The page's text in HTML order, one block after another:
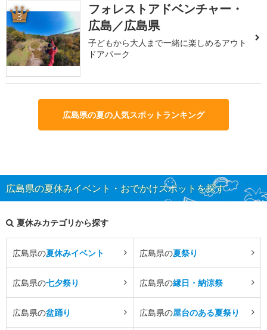
3
フォレストアドベンチャー・
広島／広島県
子どもから大人まで一緒に楽しめるアウト
ドアパーク
広島県の夏の人気スポットランキング
広島県の夏休みイベント・おでかけスポットを探す
夏休みカテゴリから探す
広島県の夏休みイベント 広島県の夏祭り
広島県の七夕祭り 広島県の縁日・納涼祭
広島県の盆踊り 広島県の屋台のある夏祭り